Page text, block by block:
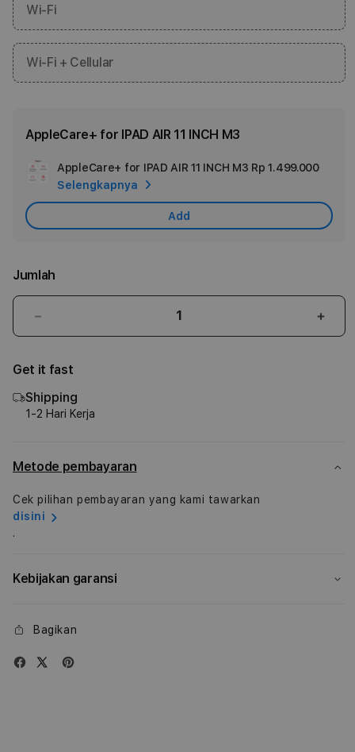
Wi-Fi
Wi-Fi + Cellular
AppleCare+ for IPAD AIR 11 INCH M3
AppleCare+ for IPAD AIR 11 INCH M3 Rp 1.499.000
Selengkapnya
Care
Add
Jumlah
Kurangi
jumlah
11-
inch
iPad
Air
Get it fast
Shipping
1-2 Hari Kerja
Metode pembayaran
Cek pilihan pembayaran yang kami tawarkan
disini
.
Kebijakan garansi
Bagikan